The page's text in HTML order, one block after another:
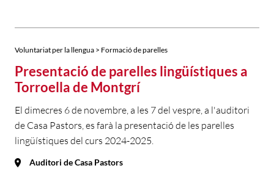
Voluntariat per la llengua > Formació de parelles
Presentació de parelles lingüístiques a
Torroella de Montgrí
El dimecres 6 de novembre, a les 7 del vespre, a l'auditori
de Casa Pastors, es farà la presentació de les parelles
lingüístiques del curs 2024-2025.
Auditori de Casa Pastors